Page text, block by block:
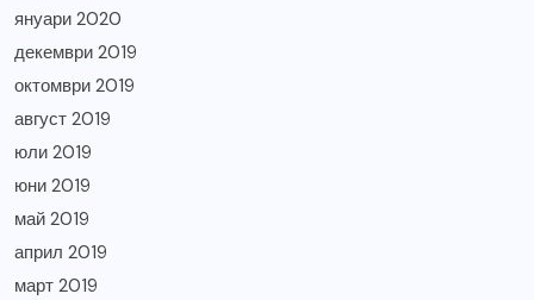
януари 2020
декември 2019
октомври 2019
август 2019
юли 2019
юни 2019
май 2019
април 2019
март 2019